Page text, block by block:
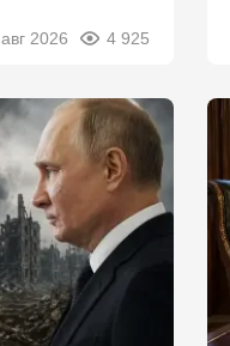
2026 4 925